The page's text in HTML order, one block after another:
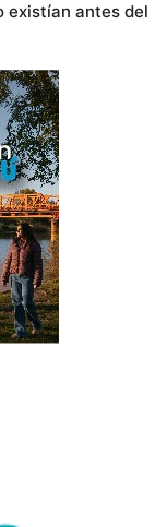
existían antes del